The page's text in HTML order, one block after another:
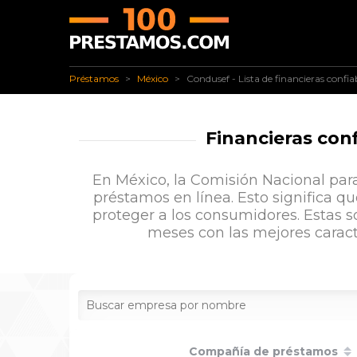
✅ Préstamos
Préstamos ✅ México
México Condusef - Lista de financieras
Condusef - Lista de financieras
Financieras
En México, la Comisión Nacional
préstamos en línea. Esto significa
proteger a los consumidores. Estas
meses con las mejores
Compañía de préstamos